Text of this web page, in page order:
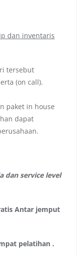
dan inventaris
tersebut
(on call).
paket in house
dapat
dan service level
Antar jemput
pelatihan .